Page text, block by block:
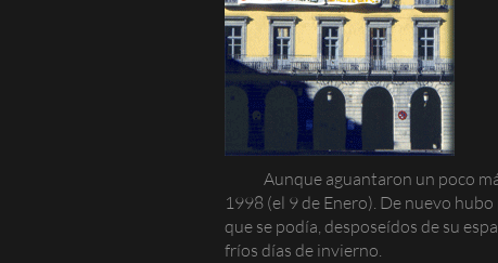
Aunque aguantaron un poco
1998 (el 9 de Enero). De nuevo
que se podía, desposeídos de su
fríos días de invierno.